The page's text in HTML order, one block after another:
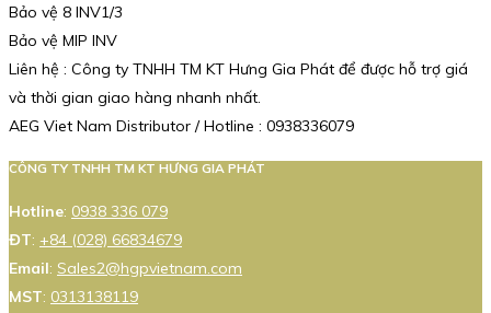
Bảo vệ 8 INV1/3
Bảo vệ MIP INV
Liên hệ : Công ty TNHH TM KT Hưng Gia Phát để được hỗ trợ giá
và thời gian giao hàng nhanh nhất.
AEG Viet Nam Distributor / Hotline : 0938336079
CÔNG TY TNHH TM KT HƯNG GIA PHÁT
Hotline: 0938 336 079
ĐT: +84 (028) 66834679
Email: Sales2@hgpvietnam.com
MST: 0313138119